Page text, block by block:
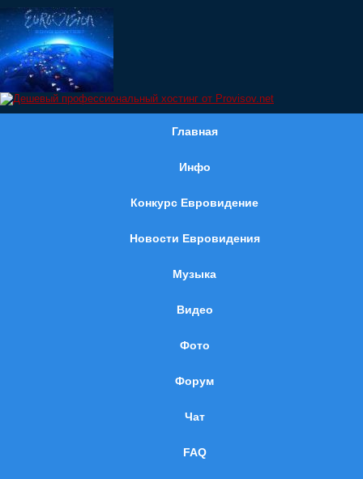
Главная
Инфо
Конкурс Евровидение
Новости Евровидения
Музыка
Видео
Фото
Форум
Чат
FAQ